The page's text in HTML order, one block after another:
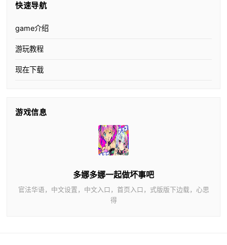
快速导航
game介绍
游玩教程
现在下载
游戏信息
多娜多娜一起做坏事吧
官法华语，中文设置，中文入口，首页入口，式版版下边载，心思
得